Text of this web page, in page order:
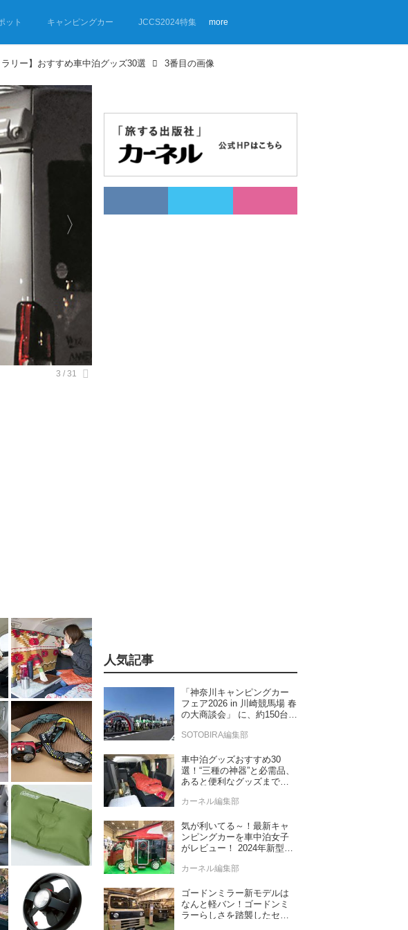
ット キャンピングカー JCCS2024特集 more
ラリー】おすすめ車中泊グッズ30選 3番目の画像
人気記事
「神奈川キャンピングカー
フェア2026 in 川崎競馬場 春
の大商談会」 に、約150台の
SOTOBIRA編集部
車中泊グッズおすすめ30
選！“三種の神器”と必需品、
あると便利なグッズまで車
カーネル編集部
気が利いてる～！最新キャ
ンピングカーを車中泊女子
がレビュー！ 2024年新型モ
カーネル編集部
ゴードンミラー新モデルは
なんと軽バン！ゴードンミ
ラーらしさを踏襲したセン